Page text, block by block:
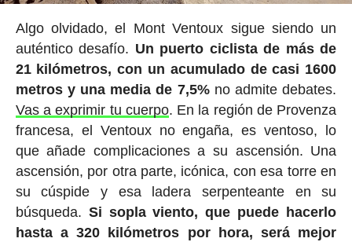
Algo olvidado, el Mont Ventoux sigue siendo un
auténtico desafío. Un puerto ciclista de más de
21 kilómetros, con un acumulado de casi 1600
metros y una media de 7,5%no admite debates.
Vas a exprimir tu cuerpo. En la región de Provenza
francesa, el Ventoux no engaña, es ventoso, lo
que añade complicaciones a su ascensión. Una
ascensión, por otra parte, icónica, con esa torre en
su cúspide y esa ladera serpenteante en su
búsqueda. Si sopla viento, que puede hacerlo
hasta a 320 kilómetros por hora, será mejor